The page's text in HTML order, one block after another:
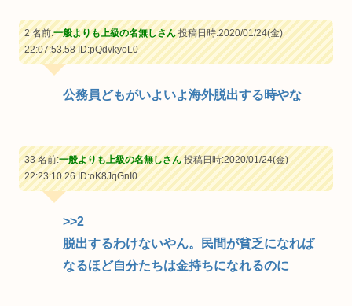
2 名前:一般よりも上級の名無しさん投稿日時:2020/01/24(金)
22:07:53.58ID:pQdvkyoL0
公務員どもがいよいよ海外脱出する時やな
33 名前:一般よりも上級の名無しさん投稿日時:2020/01/24(金)
22:23:10.26ID:oK8JqGnI0
>>2
脱出するわけないやん。民間が貧乏になれば
なるほど自分たちは金持ちになれるのに